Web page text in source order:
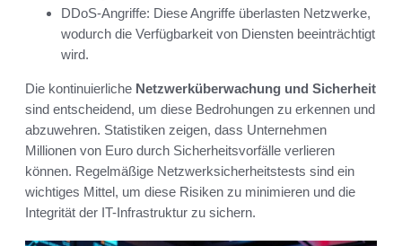
DDoS-Angriffe: Diese Angriffe überlasten Netzwerke,
wodurch die Verfügbarkeit von Diensten beeinträchtigt
wird.
Die kontinuierliche Netzwerküberwachung und Sicherheit
sind entscheidend, um diese Bedrohungen zu erkennen und
abzuwehren. Statistiken zeigen, dass Unternehmen
Millionen von Euro durch Sicherheitsvorfälle verlieren
können. Regelmäßige Netzwerksicherheitstests sind ein
wichtiges Mittel, um diese Risiken zu minimieren und die
Integrität der IT-Infrastruktur zu sichern.